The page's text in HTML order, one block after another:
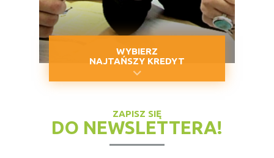
WYBIERZ
NAJTAŃSZY KREDYT
ZAPISZ SIĘ
DO NEWSLETTERA!